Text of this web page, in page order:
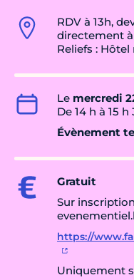
RDV à 13h,
directement à
Reliefs : Hôtel
Le mercredi
De 14 h à 15 h
Évènement
Gratuit
Sur
https://
Uniquement